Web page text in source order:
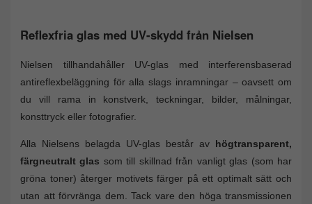
Reflexfria glas med UV-skydd från Nielsen
Nielsen tillhandahåller UV-glas med interferensbaserad
antireflexbeläggning för alla slags inramningar – oavsett om
du vill rama in konstverk, teckningar, bilder, målningar,
konsttryck eller fotografier.
Alla Nielsens belagda UV-glas består av högtransparent,
färgneutralt glas som till skillnad från vanligt glas (som har
gröna toner) återger motivets färger på ett optimalt sätt och
utan att förvränga dem. Tack vare den höga transmissionen